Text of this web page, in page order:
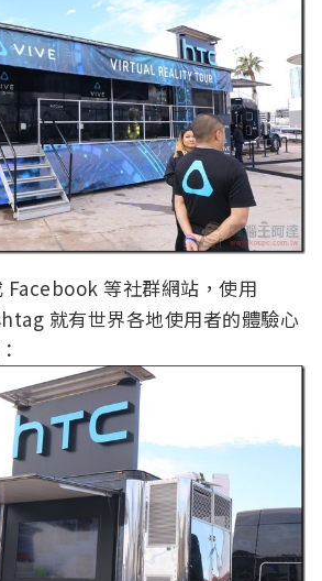
等社群網站，使用
就有世界各地使用者的體驗心